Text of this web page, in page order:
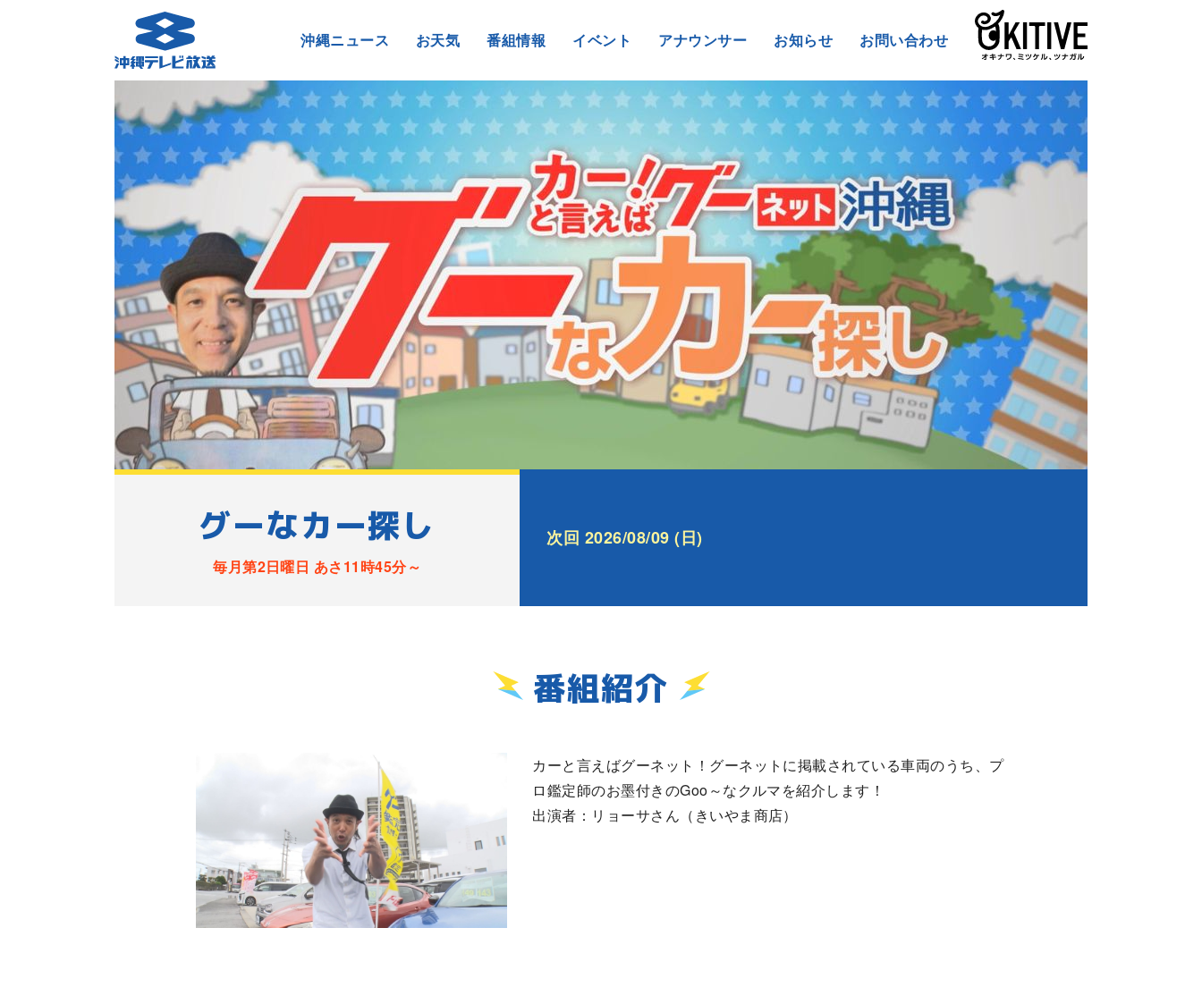
沖縄ニュース お天気 番組情報 イベント アナウンサー お知らせ お問い合わせ
グーなカー探し
毎月第2日曜日 あさ11時45分～
次回 2026/08/09 (日)
番組紹介
カーと言えばグーネット！グーネットに掲載されている車両のうち、プ
ロ鑑定師のお墨付きのGoo～なクルマを紹介します！
出演者：リョーサさん（きいやま商店）